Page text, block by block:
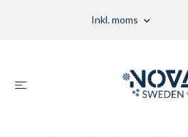
Inkl. moms